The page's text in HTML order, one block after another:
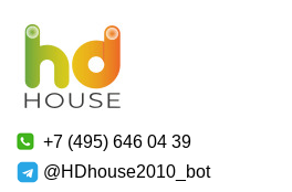
+7 (495) 646 04 39
@HDhouse2010_bot